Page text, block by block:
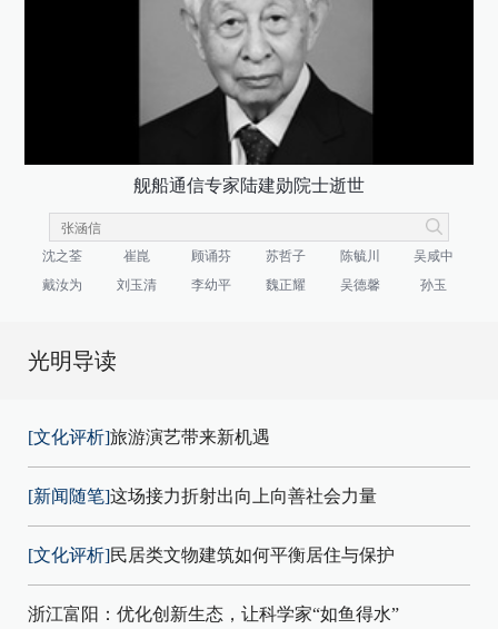
舰船通信专家陆建勋院士逝世
沈之荃 崔崑 顾诵芬 苏哲子 陈毓川
吴咸中
戴汝为
刘玉清 李幼平 魏正耀 吴德馨 孙玉
光明导读
[文化评析]旅游演艺带来新机遇
[新闻随笔]这场接力折射出向上向善社会力量
[文化评析]民居类文物建筑如何平衡居住与保护
浙江富阳：优化创新生态，让科学家“如鱼得水”